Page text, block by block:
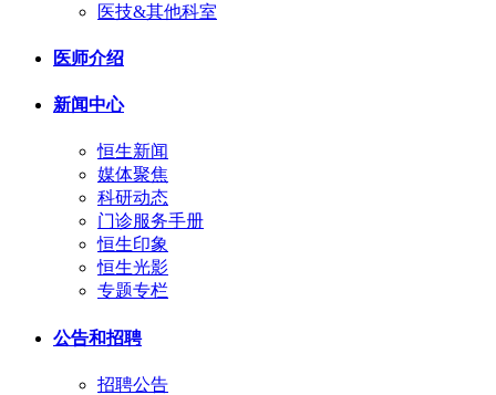
医技&其他科室
医师介绍
新闻中心
恒生新闻
媒体聚焦
科研动态
门诊服务手册
恒生印象
恒生光影
专题专栏
公告和招聘
招聘公告